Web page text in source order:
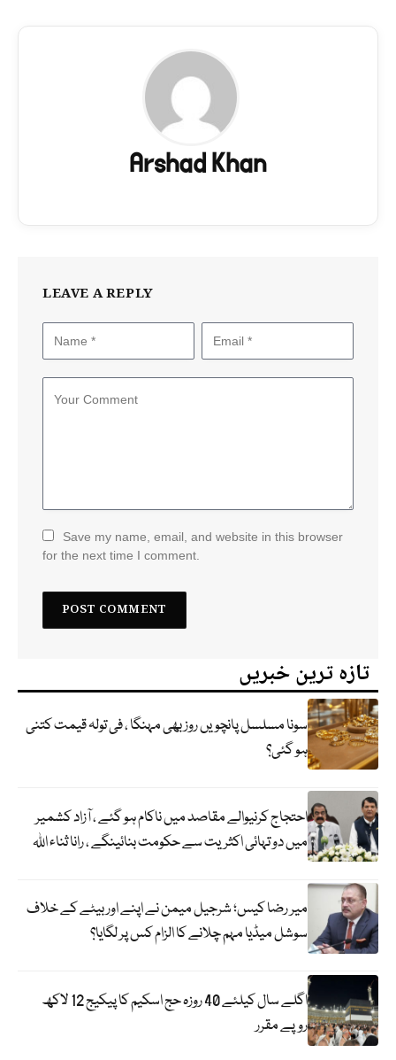
Arshad Khan
LEAVE A REPLY
Save my name, email, and website in this browser
for the next time I comment.
تازہ ترین خبریں
سونا مسلسل پانچویں روز بھی مہنگا ، فی تولہ قیمت کتنی
ہو گئی؟
احتجاج کرنیوالے مقاصد میں ناکام ہو گئے ، آزاد کشمیر
میں دو تہائی اکثریت سے حکومت بنائینگے ، رانا ثناء اللہ
میر رضا کیس؛ شرجیل میمن نے اپنے اور بیٹے کے خلاف
سوشل میڈیا مہم چلانے کا الزام کس پر لگایا؟
اگلے سال کیلئے 40 روزہ حج اسکیم کا پیکیج 12 لاکھ
روپے مقرر